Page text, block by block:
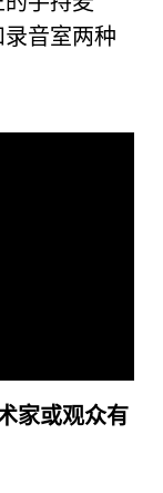
音室两种
家或观众有